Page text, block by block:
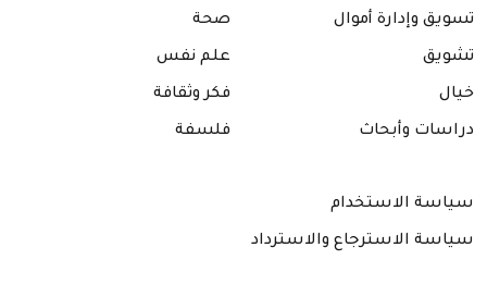
تسويق وإدارة أموال
تشويق
خيال
دراسات وأبحاث
صحة
علم نفس
فكر وثقافة
فلسفة
سياسة الاستخدام
سياسة الاسترجاع والاسترداد